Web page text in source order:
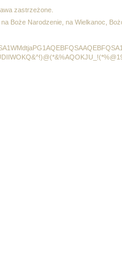
zastrzeżone.
Boże Narodzenie, na Wielkanoc,